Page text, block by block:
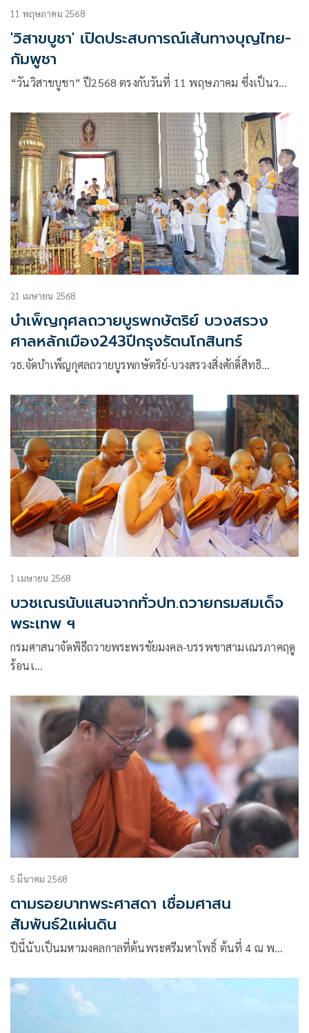
11 พฤษภาคม 2568
'วิสาขบูชา' เปิดประสบการณ์เส้นทางบุญไทย-
กัมพูชา
“วันวิสาขบูชา” ปี2568 ตรงกับวันที่ 11 พฤษภาคม ซึ่งเป็นว…
21 เมษายน 2568
บำเพ็ญกุศลถวายบูรพกษัตริย์ บวงสรวง
ศาลหลักเมือง243ปีกรุงรัตนโกสินทร์
วธ.จัดบำเพ็ญกุศลถวายบูรพกษัตริย์-บวงสรวงสิ่งศักดิ์สิทธิ…
1 เมษายน 2568
บวชเณรนับแสนจากทั่วปท.ถวายกรมสมเด็จ
พระเทพ ฯ
กรมศาสนาจัดพิธีถวายพระพรชัยมงคล-บรรพชาสามเณรภาคฤดู
ร้อนเ…
5 มีนาคม 2568
ตามรอยบาทพระศาสดา เชื่อมศาสน
สัมพันธ์2แผ่นดิน
ปีนี้นับเป็นมหามงคลกาลที่ต้นพระศรีมหาโพธิ์ ต้นที่ 4 ณ พ…